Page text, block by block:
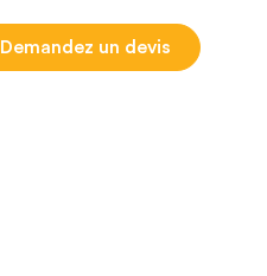
Demandez un devis